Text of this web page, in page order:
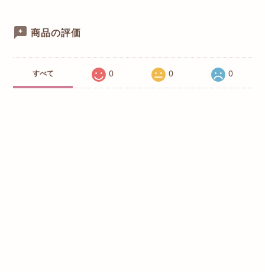
商品の評価
すべて 0 0 0